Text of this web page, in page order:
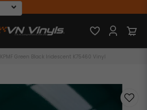
KPMF Green Black Iridescent K75460 Vinyl